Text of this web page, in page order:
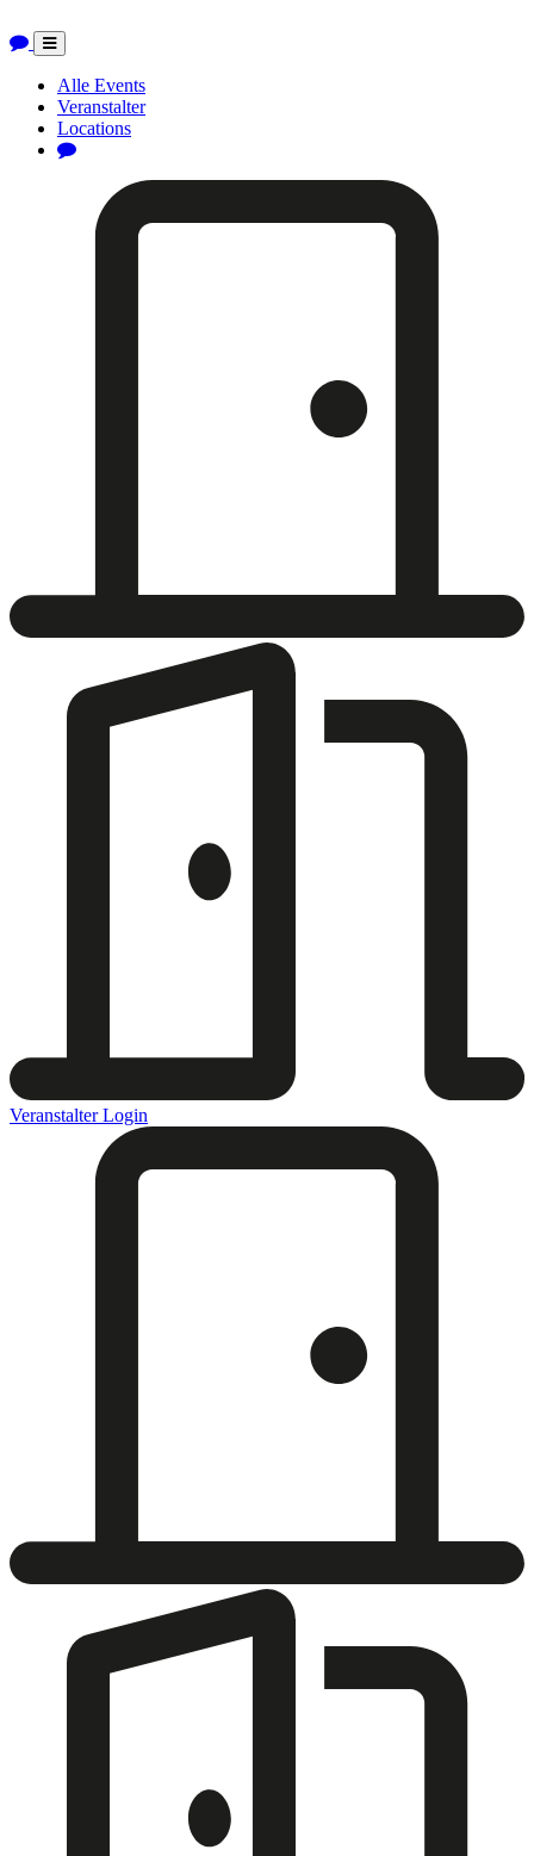
Toggle
navigation
Alle Events
Veranstalter
Locations
Veranstalter Login